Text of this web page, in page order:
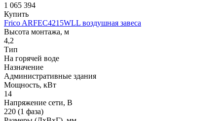
1 065 394
Купить
Frico ARFEC4215WLL воздушная завеса
Высота монтажа, м
4,2
Тип
На горячей воде
Назначение
Административные здания
Мощность, кВт
14
Напряжение сети, В
220 (1 фаза)